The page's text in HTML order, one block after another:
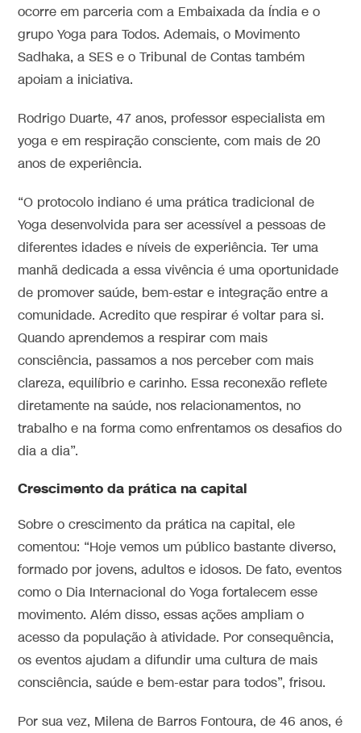
ocorre em parceria com a Embaixada da Índia e o
grupo Yoga para Todos. Ademais, o Movimento
Sadhaka, a SES e o Tribunal de Contas também
apoiam a iniciativa.
Rodrigo Duarte, 47 anos, professor especialista em
yoga e em respiração consciente, com mais de 20
anos de experiência.
“O protocolo indiano é uma prática tradicional de
Yoga desenvolvida para ser acessível a pessoas de
diferentes idades e níveis de experiência. Ter uma
manhã dedicada a essa vivência é uma oportunidade
de promover saúde, bem-estar e integração entre a
comunidade. Acredito que respirar é voltar para si.
Quando aprendemos a respirar com mais
consciência, passamos a nos perceber com mais
clareza, equilíbrio e carinho. Essa reconexão reflete
diretamente na saúde, nos relacionamentos, no
trabalho e na forma como enfrentamos os desafios do
dia a dia”.
Crescimento da prática na capital
Sobre o crescimento da prática na capital, ele
comentou: “Hoje vemos um público bastante diverso,
formado por jovens, adultos e idosos. De fato, eventos
como o Dia Internacional do Yoga fortalecem esse
movimento. Além disso, essas ações ampliam o
acesso da população à atividade. Por consequência,
os eventos ajudam a difundir uma cultura de mais
consciência, saúde e bem-estar para todos”, frisou.
Por sua vez, Milena de Barros Fontoura, de 46 anos, é